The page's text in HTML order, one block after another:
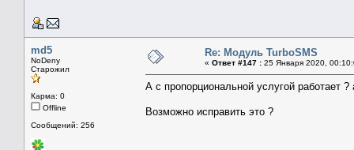
md5
NoDeny
Старожил
Карма: 0
Offline
Сообщений: 256
Re: Модуль TurboSMS
« Ответ #147 : 25 Января 2020,
А с пропорциональной услугой работает
Возможно исправить это ?